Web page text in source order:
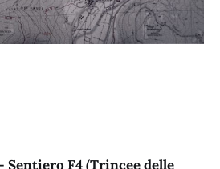
Sentiero F4 (Trincee delle